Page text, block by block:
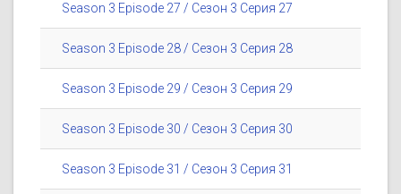
Season 3 Episode 27 / Сезон 3 Серия 27
Season 3 Episode 28 / Сезон 3 Серия 28
Season 3 Episode 29 / Сезон 3 Серия 29
Season 3 Episode 30 / Сезон 3 Серия 30
Season 3 Episode 31 / Сезон 3 Серия 31